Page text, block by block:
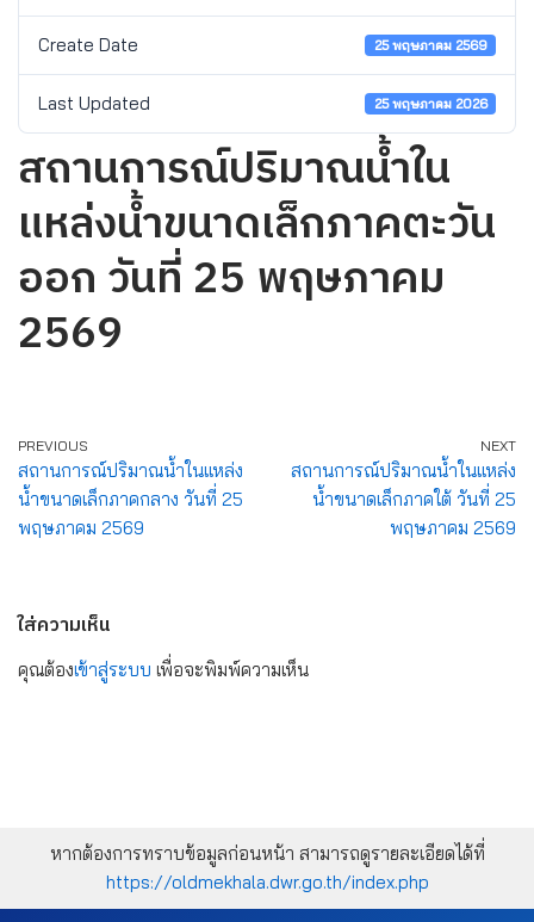
Create Date 25 พฤษภาคม 2569
Last Updated 25 พฤษภาคม 2026
สถานการณ์ปริมาณน้ำใน
แหล่งน้ำขนาดเล็กภาคตะวัน
ออก วันที่ 25 พฤษภาคม
2569
PREVIOUS
สถานการณ์ปริมาณน้ำในแหล่ง
น้ำขนาดเล็กภาคกลาง วันที่ 25
พฤษภาคม 2569
NEXT
สถานการณ์ปริมาณน้ำในแหล่ง
น้ำขนาดเล็กภาคใต้ วันที่ 25
พฤษภาคม 2569
ใส่ความเห็น
คุณต้องเข้าสู่ระบบ เพื่อจะพิมพ์ความเห็น
หากต้องการทราบข้อมูลก่อนหน้า สามารถดูรายละเอียดได้ที่
https://oldmekhala.dwr.go.th/index.php